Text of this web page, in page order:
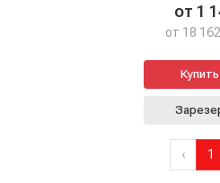
от 1
от 18
‹ 1